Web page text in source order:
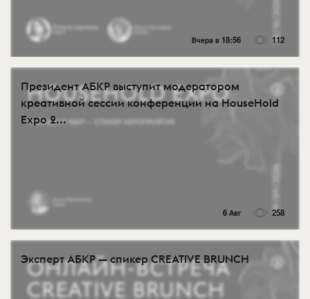
Вчера в 18:56 112
Президент АБКР выступит модератором
креативной сессии конференции на HouseHold
Expo 2...
6 Авг 258
Эксперт АБКР — спикер CREATIVE BRUNCH